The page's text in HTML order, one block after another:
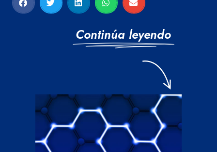
Continúa leyendo